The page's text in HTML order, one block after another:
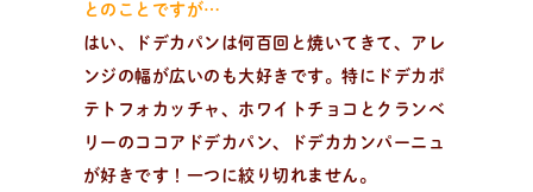
とのことですが…
はい、ドデカパンは何百回と焼いてきて、アレ
ンジの幅が広いのも大好きです。特にドデカポ
テトフォカッチャ、ホワイトチョコとクランベ
リーのココアドデカパン、ドデカカンパーニュ
が好きです！一つに絞り切れません。